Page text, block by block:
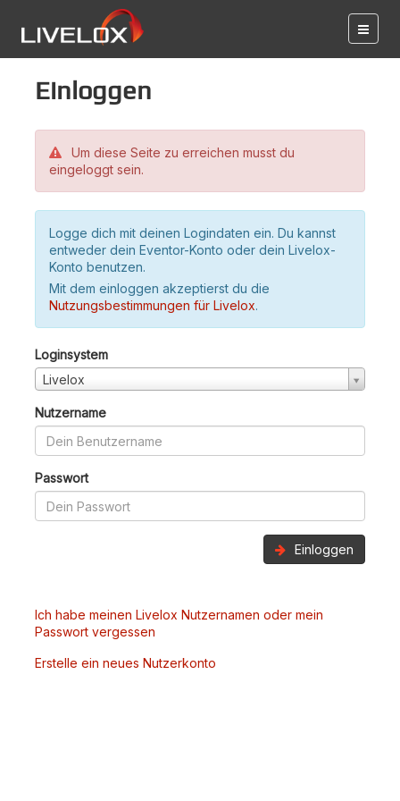
Einloggen
Um diese Seite zu erreichen musst du
eingeloggt sein.
Logge dich mit deinen Logindaten ein. Du kannst
entweder dein Eventor-Konto oder dein Livelox-
Konto benutzen.
Mit dem einloggen akzeptierst du die
Nutzungsbestimmungen für Livelox.
Loginsystem
Livelox
Nutzername
Passwort
Einloggen
Ich habe meinen Livelox Nutzernamen oder mein
Passwort vergessen
Erstelle ein neues Nutzerkonto